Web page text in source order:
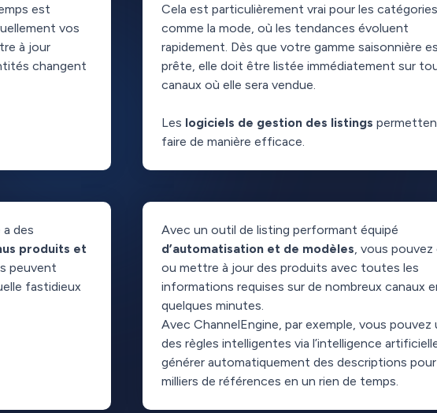
est
vos
à jour
changent
Cela est particulièrement vrai pour les catégories
comme la mode, où les tendances évoluent
rapidement. Dès que votre gamme saisonnière
prête, elle doit être listée immédiatement sur
canaux où elle sera vendue.
Les logiciels de gestion des listings
faire de manière efficace.
des
produits et
peuvent
fastidieux
Avec un outil de listing performant équipé
d’automatisation et de modèles , vous
ou mettre à jour des produits avec toutes les
informations requises sur de nombreux canaux
quelques minutes.
Avec ChannelEngine, par exemple, vous pouvez
des règles intelligentes via l’intelligence
générer automatiquement des descriptions
milliers de références en un rien de temps.